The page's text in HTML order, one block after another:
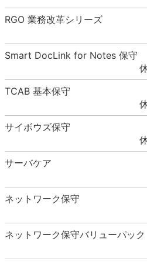
RGO 業務改革シリーズ
Smart DocLink for Notes 保守
TCAB 基本保守
サイボウズ保守
サーバケア
ネットワーク保守
ネットワーク保守バリューパック